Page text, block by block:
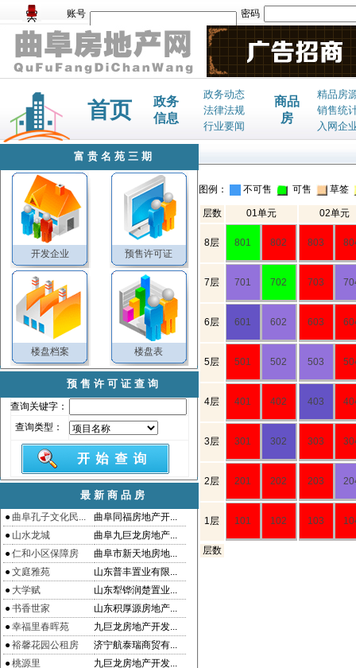
账号 密码
首页
政务
信息
政务动态
法律法规
行业要闻
商品
房
精品房
销售统
入网企
富贵名苑三期
开发企业 预售许可证
楼盘档案 楼盘表
预售许可证查询
查询关键字：
查询类型：
最新商品房
●曲阜孔子文化民...
曲阜同福房地产开...
● 山水龙城
曲阜九巨龙房地产...
●仁和小区保障房
曲阜市新天地房地...
●文庭雅苑
山东普丰置业有限...
● 大学赋
山东犁铧润楚置业...
●书香世家
山东积厚源房地产...
●幸福里春晖苑
九巨龙房地产开发...
●裕馨花园公租房
济宁航泰瑞商贸有...
●桃源里
九巨龙房地产开发...
图例： 不可售 可售 草签
层数 01单元 02单元
8层 801 802 803
7层 701 702 703
6层 601 602 603
5层 501 502 503
4层 401 402 403
3层 301 302 303
2层 201 202 203
1层 101 102 103
层数